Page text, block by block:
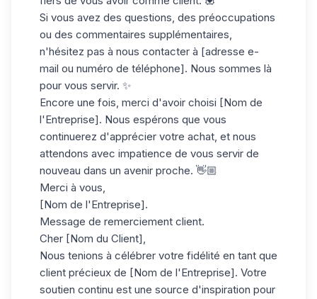
Si vous avez des questions, des préoccupations
ou des commentaires supplémentaires,
n'hésitez pas à nous contacter à [adresse e-
mail ou numéro de téléphone]. Nous sommes là
pour vous servir. ✨
Encore une fois, merci d'avoir choisi [Nom de
l'Entreprise]. Nous espérons que vous
continuerez d'apprécier votre achat, et nous
attendons avec impatience de vous servir de
nouveau dans un avenir proche. 👋🏼
Merci à vous,
[Nom de l'Entreprise].
Message de remerciement client.
Cher [Nom du Client],
Nous tenions à célébrer votre fidélité en tant que
client précieux de [Nom de l'Entreprise]. Votre
soutien continu est une source d'inspiration pour